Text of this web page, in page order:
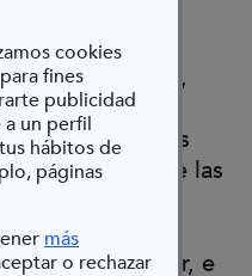
cookies
fines
publicidad
a un perfil
hábitos de
páginas
más
ventana)
o rechazar
mundo racional,
lógica para
en otras zonas
y de las
para poder ir, e